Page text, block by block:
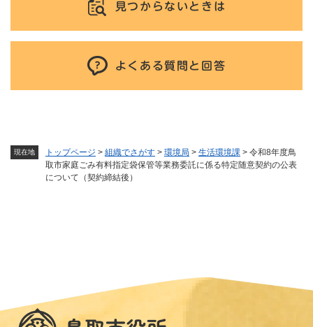
現在地 トップページ > 組織でさがす > 環境局 > 生活環境課 > 令和8年度鳥
取市家庭ごみ有料指定袋保管等業務委託に係る特定随意契約の公表
について（契約締結後）
見つからないときは
よくある質問と回答